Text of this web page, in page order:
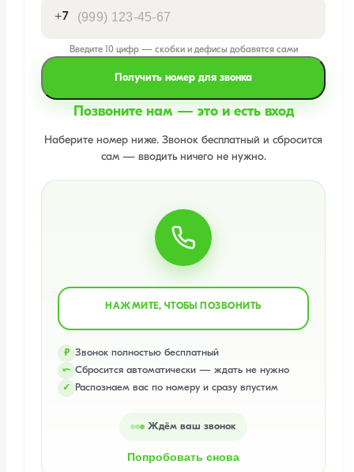
+7
Введите 10 цифр — скобки и дефисы добавятся сами
Получить номер для звонка
Позвоните нам — это и есть вход
Наберите номер ниже. Звонок бесплатный и сбросится
сам — вводить ничего не нужно.
НАЖМИТЕ, ЧТОБЫ ПОЗВОНИТЬ
₽ Звонок полностью бесплатный
⤺ Сбросится автоматически — ждать не нужно
✓ Распознаем вас по номеру и сразу впустим
Ждём ваш звонок
Попробовать снова